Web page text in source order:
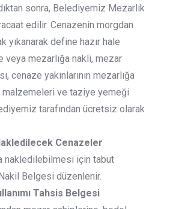
sonra, Belediyemiz Mezarlık
edilir. Cenazenin morgdan
yıkanarak define hazır hale
mezarlığa nakli, mezar
cenaze yakınlarının mezarlığa
ve taziye yemeği
tarafından ücretsiz olarak
Cenazeler
nakledilebilmesi için tabut
Belgesi düzenlenir.
Tahsis Belgesi